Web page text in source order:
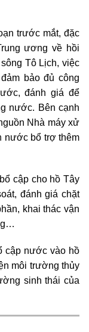
trước mắt, đặc
ương về hồi
Tô Lịch, việc
bảo đủ công
đánh giá để
nước. Bên cạnh
Nhà máy xử
nước bổ trợ thêm
cập cho hồ Tây
đánh giá chặt
khai thác vận
cập nước vào hồ
môi trường thủy
sinh thái của